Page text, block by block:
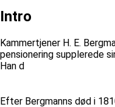
Intro
Kammertjener H. E.
pensionering supplerede
Han d
Efter Bergmanns død i